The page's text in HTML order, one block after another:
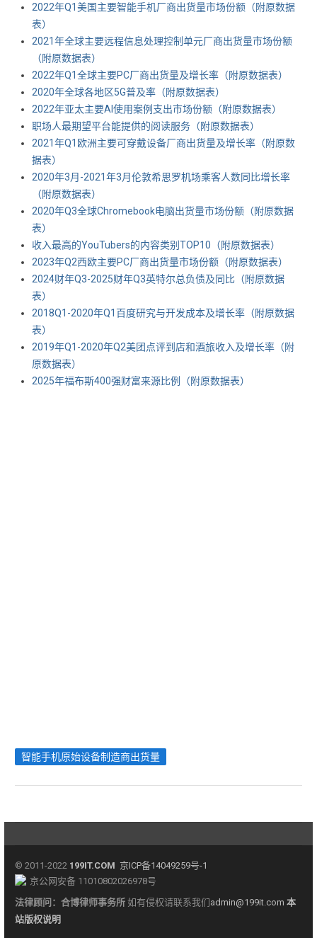
2022年Q1美国主要智能手机厂商出货量市场份额（附原数据
表） ​​​​
2021年全球主要远程信息处理控制单元厂商出货量市场份额
（附原数据表） ​​​​
2022年Q1全球主要PC厂商出货量及增长率（附原数据表） ​​​​
2020年全球各地区5G普及率（附原数据表） ​​​​
2022年亚太主要AI使用案例支出市场份额（附原数据表） ​​​​
职场人最期望平台能提供的阅读服务（附原数据表） ​​​​
2021年Q1欧洲主要可穿戴设备厂商出货量及增长率（附原数
据表） ​​​​
2020年3月-2021年3月伦敦希思罗机场乘客人数同比增长率
（附原数据表） ​​​​
2020年Q3全球Chromebook电脑出货量市场份额（附原数据
表） ​​​​
收入最高的YouTubers的内容类别TOP10（附原数据表） ​​​​
2023年Q2西欧主要PC厂商出货量市场份额（附原数据表） ​​​
2024财年Q3-2025财年Q3英特尔总负债及同比（附原数据
表） ​​​
2018Q1-2020年Q1百度研究与开发成本及增长率（附原数据
表） ​​​​
2019年Q1-2020年Q2美团点评到店和酒旅收入及增长率（附
原数据表） ​​​​
2025年福布斯400强财富来源比例（附原数据表） ​​​
智能手机原始设备制造商出货量
© 2011-2022 199IT.COM 京ICP备14049259号-1
京公网安备 11010802026978号
法律顾问： 合博律师事务所 如有侵权请联系我们 admin@199it.com 本
站版权说明